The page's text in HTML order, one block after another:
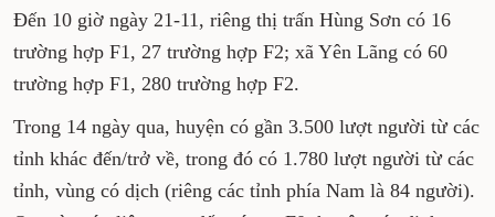
Đến 10 giờ ngày 21-11, riêng thị trấn Hùng Sơn có 16
trường hợp F1, 27 trường hợp F2; xã Yên Lãng có 60
trường hợp F1, 280 trường hợp F2.
Trong 14 ngày qua, huyện có gần 3.500 lượt người từ các
tỉnh khác đến/trở về, trong đó có 1.780 lượt người từ các
tỉnh, vùng có dịch (riêng các tỉnh phía Nam là 84 người).